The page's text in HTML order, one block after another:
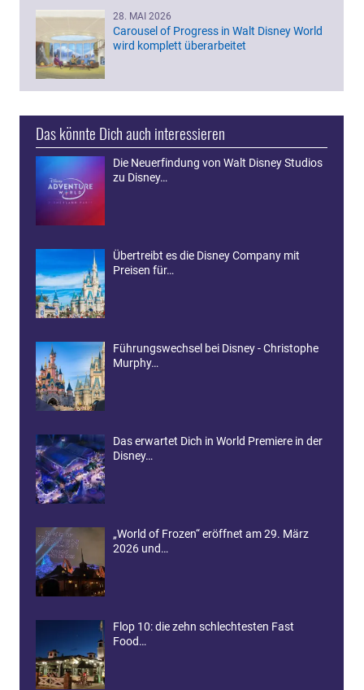
28. MAI 2026
Carousel of Progress in Walt Disney World
wird komplett überarbeitet
Das könnte Dich auch interessieren
Die Neuerfindung von Walt Disney Studios
zu Disney…
Übertreibt es die Disney Company mit
Preisen für…
Führungswechsel bei Disney - Christophe
Murphy…
Das erwartet Dich in World Premiere in der
Disney…
„World of Frozen“ eröffnet am 29. März
2026 und…
Flop 10: die zehn schlechtesten Fast
Food…